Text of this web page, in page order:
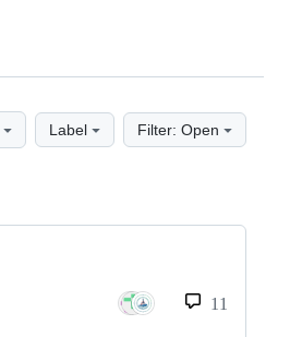
Label Filter: Open
11